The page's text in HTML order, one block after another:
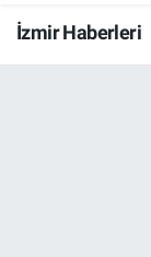
İzmir Haberleri
Resmi